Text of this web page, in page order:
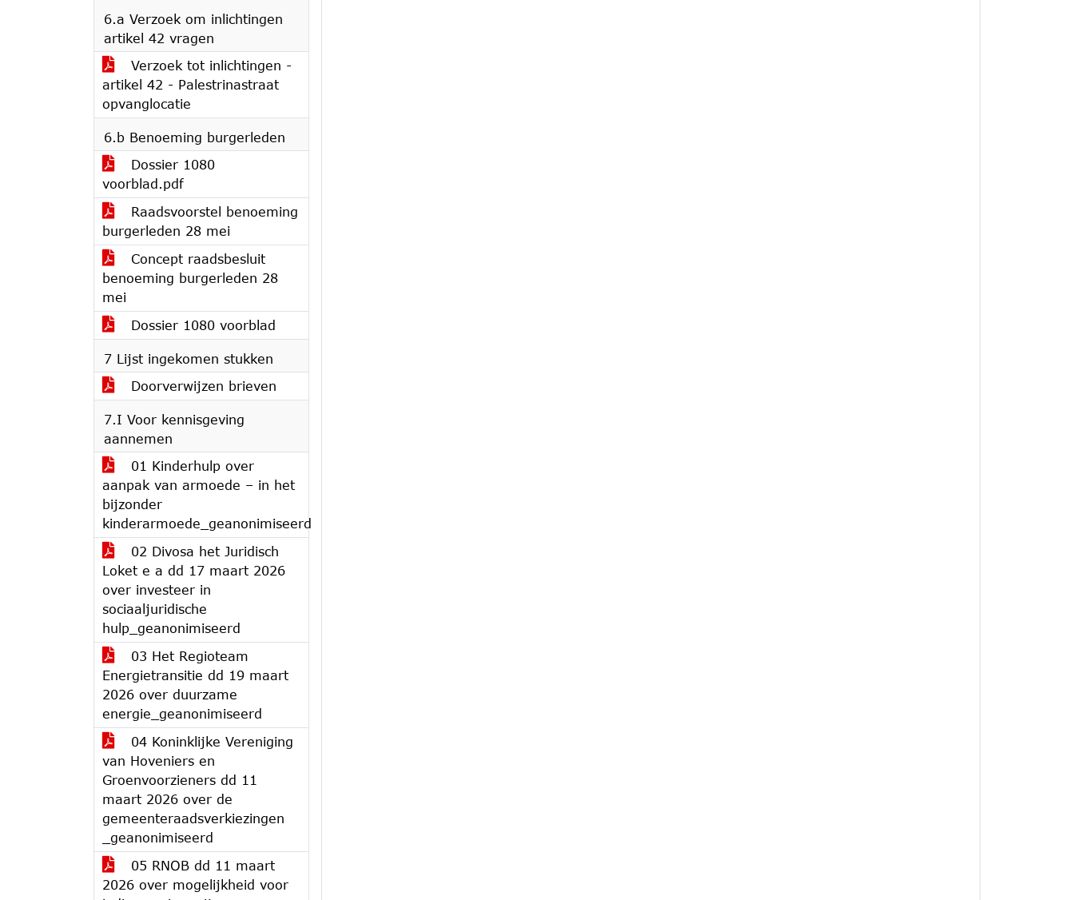
6.a Verzoek om inlichtingen
artikel 42 vragen
Verzoek tot inlichtingen -
artikel 42 - Palestrinastraat
opvanglocatie
6.b Benoeming burgerleden
Dossier 1080
voorblad.pdf
Raadsvoorstel benoeming
burgerleden 28 mei
Concept raadsbesluit
benoeming burgerleden 28
mei
Dossier 1080 voorblad
7 Lijst ingekomen stukken
Doorverwijzen brieven
7.I Voor kennisgeving
aannemen
01 Kinderhulp over
aanpak van armoede – in het
bijzonder
kinderarmoede_geanonimiseerd
02 Divosa het Juridisch
Loket e a dd 17 maart 2026
over investeer in
sociaaljuridische
hulp_geanonimiseerd
03 Het Regioteam
Energietransitie dd 19 maart
2026 over duurzame
energie_geanonimiseerd
04 Koninklijke Vereniging
van Hoveniers en
Groenvoorzieners dd 11
maart 2026 over de
gemeenteraadsverkiezingen
_geanonimiseerd
05 RNOB dd 11 maart
2026 over mogelijkheid voor